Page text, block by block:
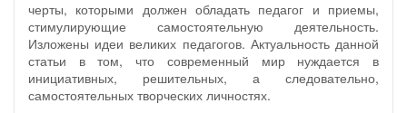
черты, которыми должен обладать педагог и приемы,
стимулирующие самостоятельную деятельность.
Изложены идеи великих педагогов. Актуальность данной
статьи в том, что современный мир нуждается в
инициативных, решительных, а следовательно,
самостоятельных творческих личностях.